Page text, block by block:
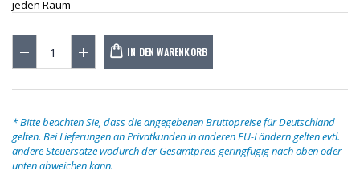
jeden Raum
IN DEN WARENKORB
* Bitte beachten Sie, dass die angegebenen Bruttopreise für Deutschland
gelten. Bei Lieferungen an Privatkunden in anderen EU-Ländern gelten evtl.
andere Steuersätze wodurch der Gesamtpreis geringfügig nach oben oder
unten abweichen kann.